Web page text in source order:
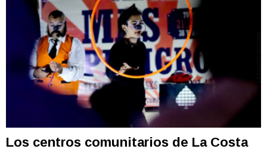
Los centros comunitarios de La Costa